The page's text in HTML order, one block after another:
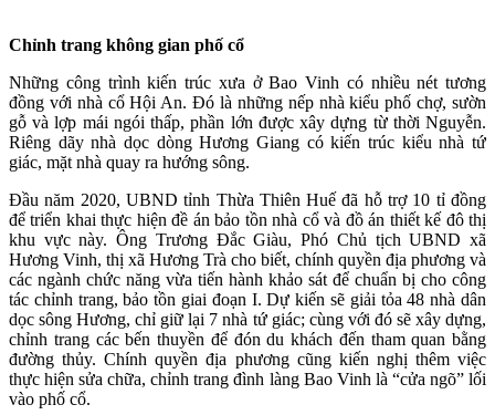
Chỉnh trang không gian phố cổ
Những công trình kiến trúc xưa ở Bao Vinh có nhiều nét tương
đồng với nhà cổ Hội An. Đó là những nếp nhà kiểu phố chợ, sườn
gỗ và lợp mái ngói thấp, phần lớn được xây dựng từ thời Nguyễn.
Riêng dãy nhà dọc dòng Hương Giang có kiến trúc kiểu nhà tứ
giác, mặt nhà quay ra hướng sông.
Đầu năm 2020, UBND tỉnh Thừa Thiên Huế đã hỗ trợ 10 tỉ đồng
để triển khai thực hiện đề án bảo tồn nhà cổ và đồ án thiết kế đô thị
khu vực này. Ông Trương Đắc Giàu, Phó Chủ tịch UBND xã
Hương Vinh, thị xã Hương Trà cho biết, chính quyền địa phương và
các ngành chức năng vừa tiến hành khảo sát để chuẩn bị cho công
tác chỉnh trang, bảo tồn giai đoạn I. Dự kiến sẽ giải tỏa 48 nhà dân
dọc sông Hương, chỉ giữ lại 7 nhà tứ giác; cùng với đó sẽ xây dựng,
chỉnh trang các bến thuyền để đón du khách đến tham quan bằng
đường thủy. Chính quyền địa phương cũng kiến nghị thêm việc
thực hiện sửa chữa, chỉnh trang đình làng Bao Vinh là “cửa ngõ” lối
vào phố cổ.